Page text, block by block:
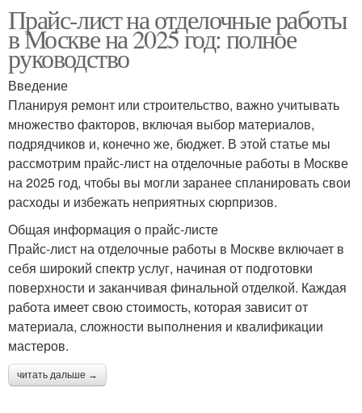
Прайс-лист на отделочные работы
в Москве на 2025 год: полное
руководство
Введение
Планируя ремонт или строительство, важно учитывать
множество факторов, включая выбор материалов,
подрядчиков и, конечно же, бюджет. В этой статье мы
рассмотрим прайс-лист на отделочные работы в Москве
на 2025 год, чтобы вы могли заранее спланировать свои
расходы и избежать неприятных сюрпризов.
Общая информация о прайс-листе
Прайс-лист на отделочные работы в Москве включает в
себя широкий спектр услуг, начиная от подготовки
поверхности и заканчивая финальной отделкой. Каждая
работа имеет свою стоимость, которая зависит от
материала, сложности выполнения и квалификации
мастеров.
читать дальше →